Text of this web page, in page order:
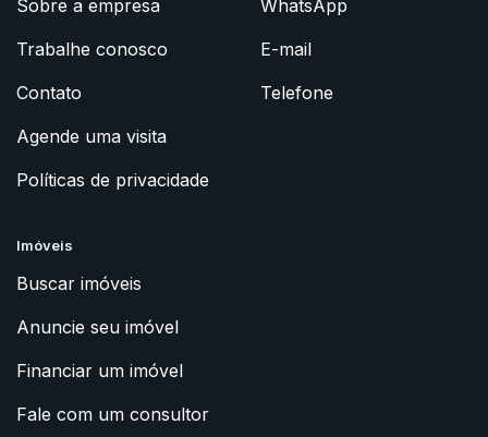
Sobre a empresa
Trabalhe conosco
Contato
Agende uma visita
Políticas de privacidade
WhatsApp
E-mail
Telefone
Imóveis
Buscar imóveis
Anuncie seu imóvel
Financiar um imóvel
Fale com um consultor